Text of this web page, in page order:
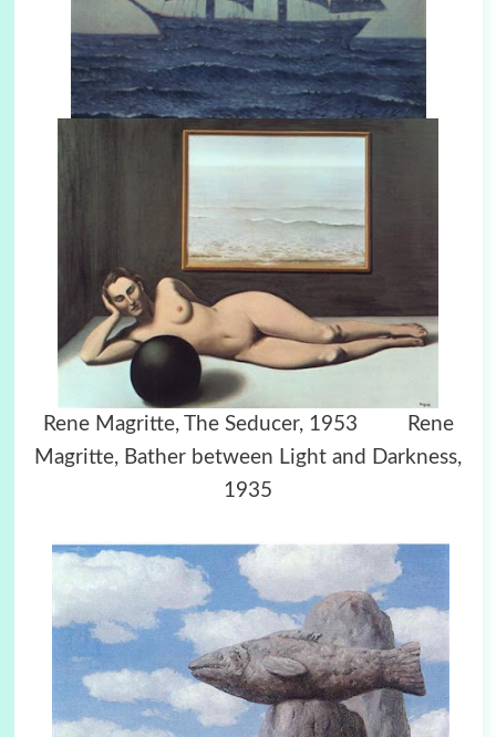
Rene Magritte, The Seducer, 1953 Rene
Magritte, Bather between Light and Darkness,
1935